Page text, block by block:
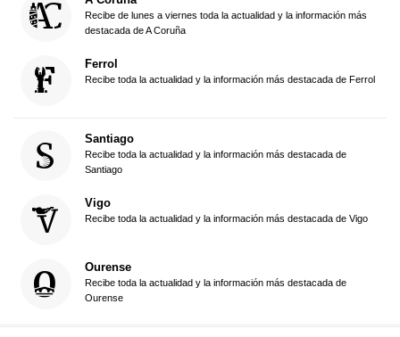
Recibe de lunes a viernes toda la actualidad y la información más
destacada de A Coruña
Ferrol
Recibe toda la actualidad y la información más destacada de Ferrol
Santiago
Recibe toda la actualidad y la información más destacada de
Santiago
Vigo
Recibe toda la actualidad y la información más destacada de Vigo
Ourense
Recibe toda la actualidad y la información más destacada de
Ourense